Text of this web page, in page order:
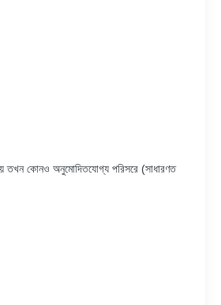
হয় তখন কোনও অনুমোদিতযোগ্য পরিসরে (সাধারণত